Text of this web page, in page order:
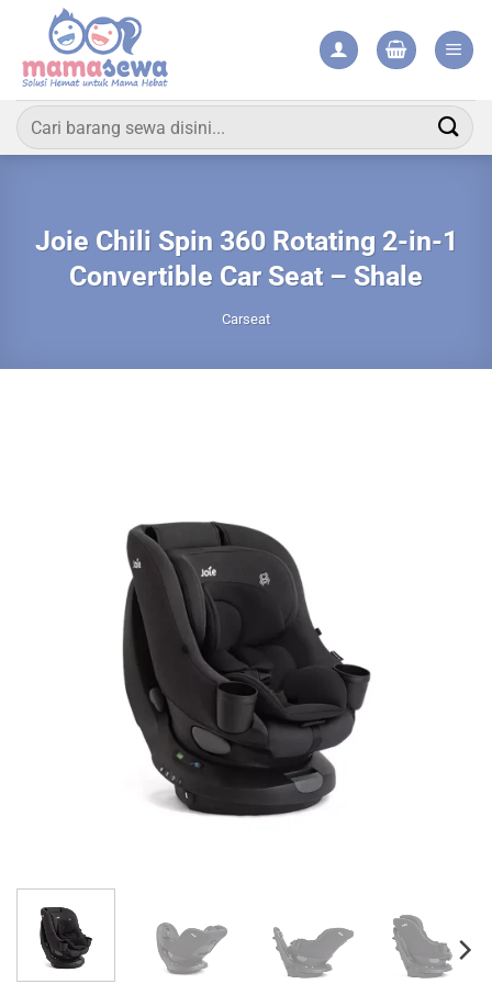
content
Pencarian
untuk:
Joie Chili Spin 360 Rotating 2-in-1
Convertible Car Seat – Shale
Carseat